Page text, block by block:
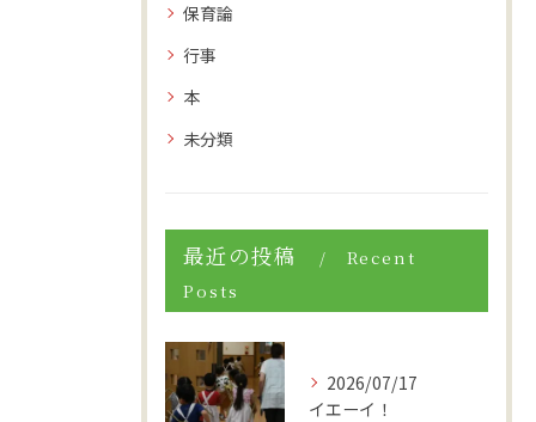
保育論
行事
本
未分類
最近の投稿
Recent
Posts
2026/07/17
イエーイ！